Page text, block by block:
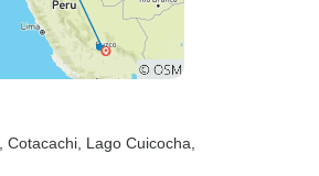
, Cotacachi , Lago Cuicocha